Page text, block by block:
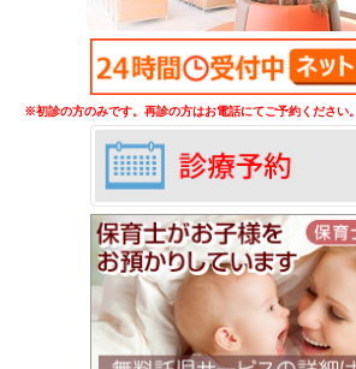
※初診の方のみです。再診の方はお電話にてご予約ください。